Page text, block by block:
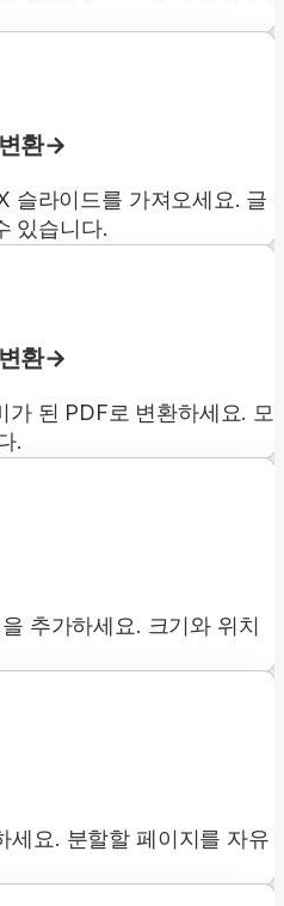
환
슬라이드를 가져오세요. 글
있습니다.
환
된 PDF로 변환하세요. 모
.
추가하세요. 크기와 위치
세요. 분할할 페이지를 자유